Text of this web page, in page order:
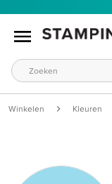
Winkelen Kleuren